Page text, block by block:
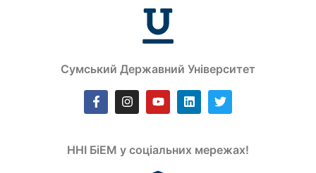
Сумський Державний Університет
ННІ БіЕМ у соціальних мережах!